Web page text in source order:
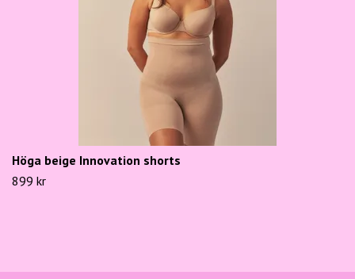
Höga beige Innovation shorts
899 kr